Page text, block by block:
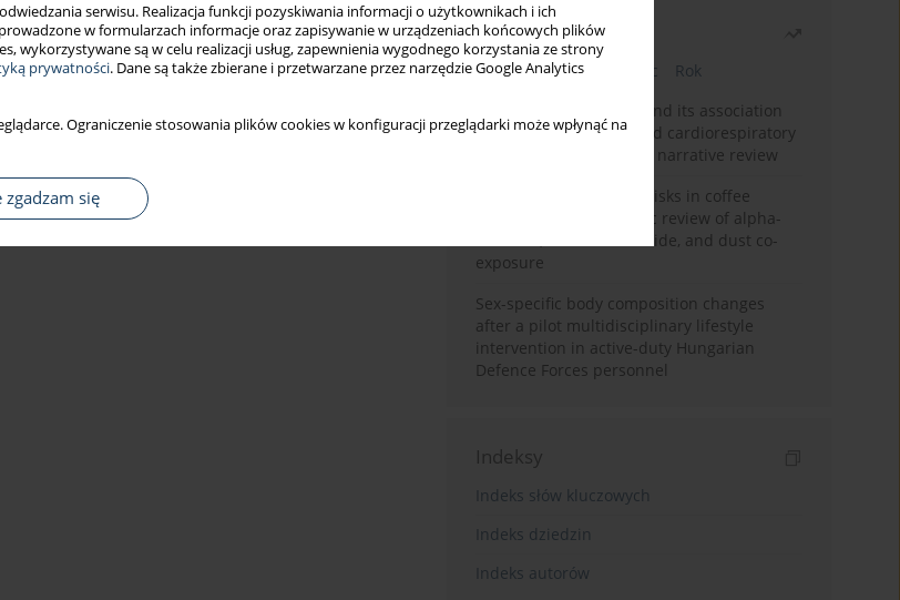
serwisu. Realizacja funkcji pozyskiwania informacji o użytkownikach i ich
w formularzach informacje oraz zapisywanie w urządzeniach końcowych plików
wykorzystywane są w celu realizacji usług, zapewnienia wygodnego korzystania ze strony
prywatności. Dane są także zbierane i przetwarzane przez narzędzie Google Analytics
Ograniczenie stosowania plików cookies w konfiguracji przeglądarki może wpłynąć na
zgadzam się
Najczęściej czytane
Bieżący numer Miesiąc
Rok
Occupational burnout and its association
with physical activity and cardiorespiratory
fitness among nurses: a narrative review
Synergistic respiratory risks in coffee
processing: a systematic review of alpha-
diketone, carbon monoxide, and dust co-
exposure
Sex-specific body composition changes
after a pilot multidisciplinary lifestyle
intervention in active-duty Hungarian
Defence Forces personnel
Indeksy
Indeks słów kluczowych
Indeks dziedzin
Indeks autorów